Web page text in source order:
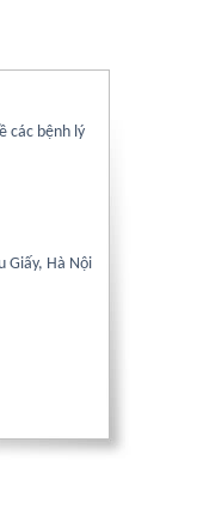
các bệnh lý
Giấy, Hà Nội